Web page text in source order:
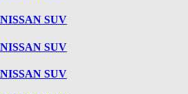
NISSAN SUV
NISSAN SUV
NISSAN SUV